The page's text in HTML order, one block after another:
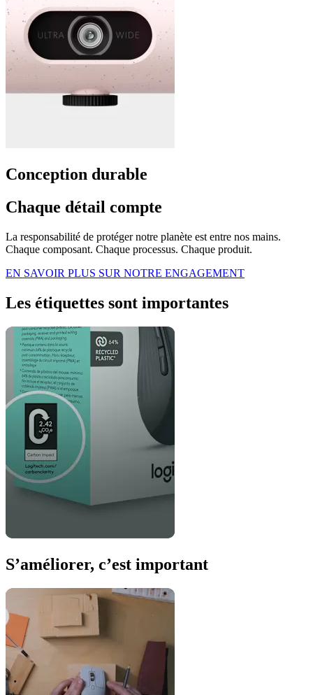
Conception durable
Chaque détail compte
La responsabilité de protéger notre planète est entre nos mains.
Chaque composant. Chaque processus. Chaque produit.
EN SAVOIR PLUS SUR NOTRE ENGAGEMENT
Les étiquettes sont importantes
S’améliorer, c’est important